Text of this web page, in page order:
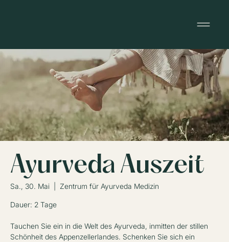
Ayurveda Auszeit
Sa., 30. Mai Zentrum für Ayurveda Medizin
Dauer: 2 Tage
Tauchen Sie ein in die Welt des Ayurveda, inmitten der stillen
Schönheit des Appenzellerlandes. Schenken Sie sich ein